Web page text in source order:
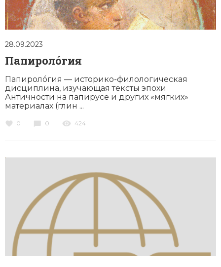
28.09.2023
Папиролóгия
Папиролóгия — историко-филологическая
дисциплина, изучающая тексты эпохи
Античности на папирусе и других «мягких»
материалах (глин ...
0 0 424